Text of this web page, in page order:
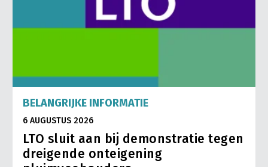
BELANGRIJKE INFORMATIE
6 AUGUSTUS 2026
LTO sluit aan bij demonstratie tegen
dreigende onteigening